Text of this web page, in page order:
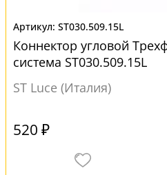
ST030.509.15L
Коннектор угловой
система ST030.509.15L
ST Luce (Италия)
520 ₽